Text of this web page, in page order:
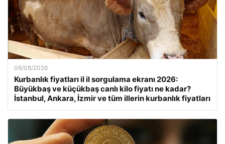
06/08/2026
Kurbanlık fiyatları il il sorgulama ekranı 2026:
Büyükbaş ve küçükbaş canlı kilo fiyatı ne kadar?
İstanbul, Ankara, İzmir ve tüm illerin kurbanlık fiyatları